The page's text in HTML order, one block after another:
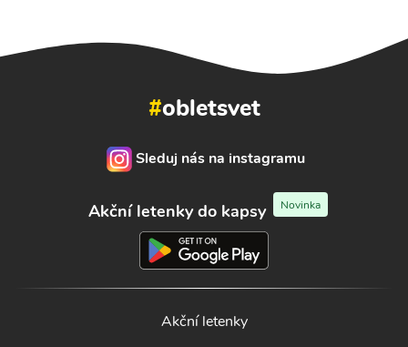
#obletsvet
Sleduj nás na instagramu
Akční letenky do kapsy Novinka
Akční letenky